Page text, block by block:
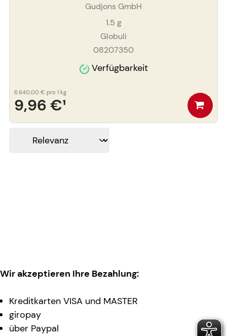
Gudjons GmbH
1.5 g
Globuli
08207350
Verfügbarkeit
9,96 €¹
6.640,00 € pro 1 kg
Wir akzeptieren Ihre Bezahlung:
Kreditkarten VISA und MASTER
giropay
über Paypal